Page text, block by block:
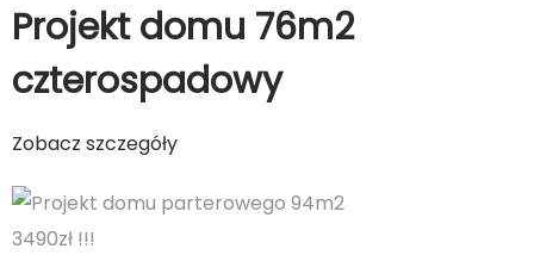
Projekt domu 76m2
czterospadowy
Zobacz szczegóły
3490zł !!!